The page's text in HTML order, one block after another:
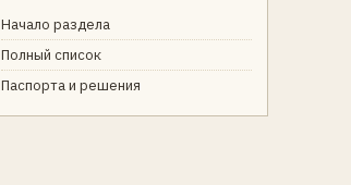
Начало раздела
Полный список
Паспорта и решения